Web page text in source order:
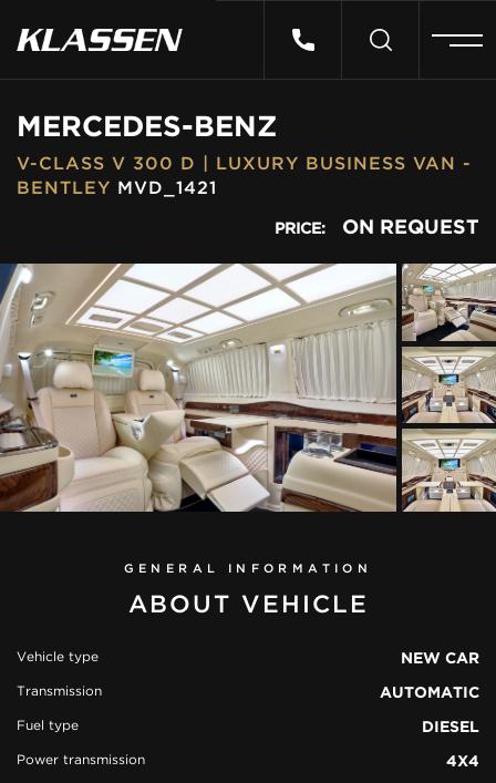
MERCEDES-BENZ
V-CLASS V 300 D | LUXURY BUSINESS VAN -
BENTLEY MVD_1421
PRICE: ON REQUEST
view all
46
GENERAL INFORMATION
ABOUT VEHICLE
Vehicle type NEW CAR
Transmission AUTOMATIC
Fuel type DIESEL
Power transmission 4X4
VEHICLES
ABOUT US
CONTACT